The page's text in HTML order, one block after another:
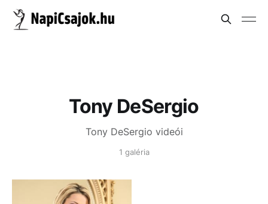
Tony DeSergio
Tony DeSergio videói
1 galéria